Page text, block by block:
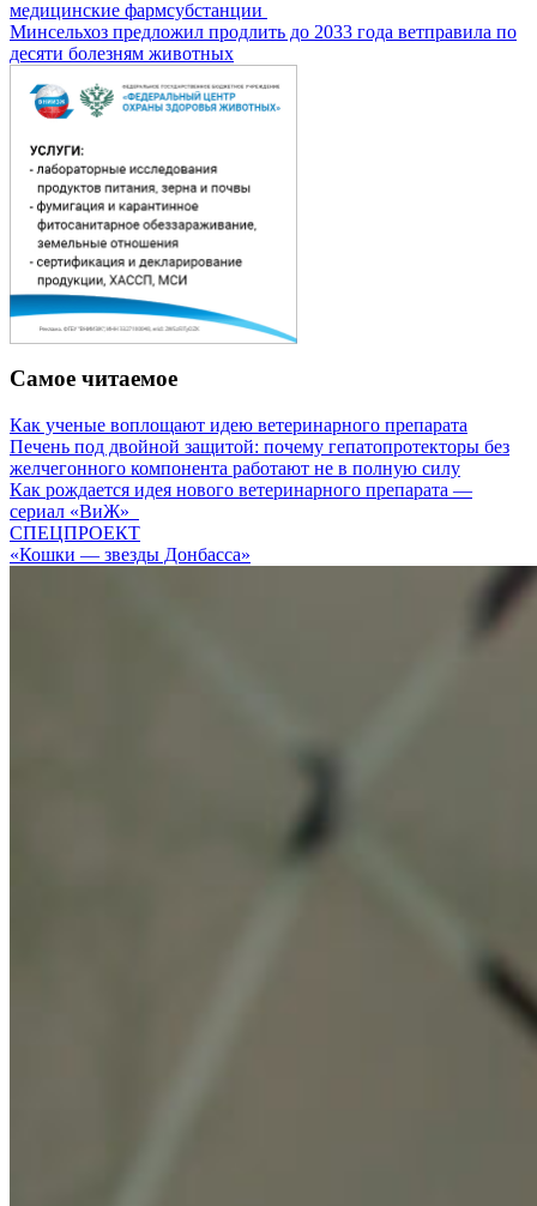
медицинские фармсубстанции
Минсельхоз предложил продлить до 2033 года ветправила по
десяти болезням животных
Самое читаемое
Как ученые воплощают идею ветеринарного препарата
Печень под двойной защитой: почему гепатопротекторы без
желчегонного компонента работают не в полную силу
Как рождается идея нового ветеринарного препарата —
сериал «ВиЖ»
СПЕЦПРОЕКТ
«Кошки — звезды Донбасса»